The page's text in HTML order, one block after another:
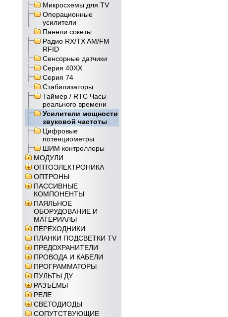
Микросхемы для TV
Операционные
усилители
Панели сокеты
Радио RX/TX AM/FM
RFID
Сенсорные датчики
Серия 40XX
Серия 74
Стабилизаторы
Таймер / RTC Часы
реального времени
Усилители мощности
звуковой частоты
Цифровые
потенциометры
ШИМ контроллеры
МОДУЛИ
ОПТОЭЛЕКТРОНИКА
ОПТРОНЫ
ПАССИВНЫЕ
КОМПОНЕНТЫ
ПАЯЛЬНОЕ
ОБОРУДОВАНИЕ И
МАТЕРИАЛЫ
ПЕРЕХОДНИКИ
ПЛАНКИ ПОДСВЕТКИ TV
ПРЕДОХРАНИТЕЛИ
ПРОВОДА И КАБЕЛИ
ПРОГРАММАТОРЫ
ПУЛЬТЫ ДУ
РАЗЪЁМЫ
РЕЛЕ
СВЕТОДИОДЫ
СОПУТСТВУЮЩИЕ